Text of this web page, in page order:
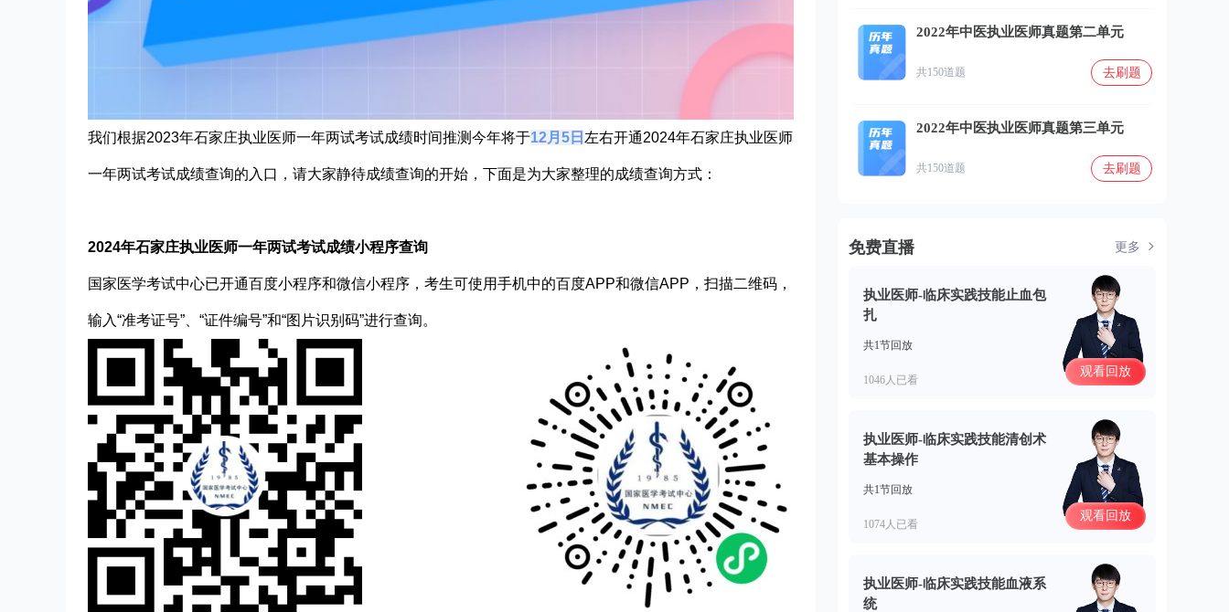
我们根据2023年石家庄执业医师一年两试考试成绩时间推测今年将于12月5日 左右开通2024年石家庄执业医师
一年两试考试成绩查询的入口，请大家静待成绩查询的开始，下面是为大家整理的成绩查询方式：
2024年石家庄执业医师一年两试考试成绩小程序查询
国家医学考试中心已开通百度小程序和微信小程序，考生可使用手机中的百度APP和微信APP，扫描二维码，
输入“准考证号”、“证件编号”和“图片识别码”进行查询。
2022年中医执业医师真题第二单元
共150道题 去刷题
2022年中医执业医师真题第三单元
共150道题 去刷题
免费直播 更多
执业医师-临床实践技能止血包
扎
共1节回放
1046人已看
观看回放
执业医师-临床实践技能清创术
基本操作
共1节回放
1074人已看
观看回放
执业医师-临床实践技能血液系
统